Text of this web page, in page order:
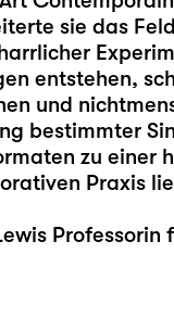
sie das
entstehen,
und
bestimmter
zu einer
Praxis